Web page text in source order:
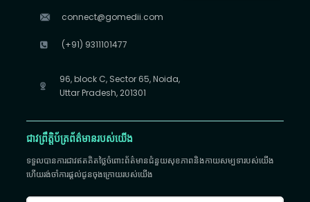
connect@gomedii.com
(+91) 9311101477
96, block C, Sector 65, Noida,
Uttar Pradesh, 201301
ជាវព្រឹត្តិប័ត្រព័ត៌មានរបស់យើង
ទទួលបានការជាវឥតគិតថ្លៃចំពោះព័ត៌មានជំនួយសុខភាពនិងកាយសម្បទារបស់យើង
ហើយរង់ចាំការផ្តល់ជូនចុងក្រោយរបស់យើង